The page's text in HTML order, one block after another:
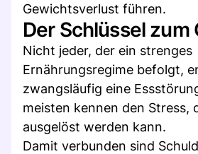
Gewichtsverlust führen.
Der Schlüssel zum
Nicht jeder, der ein strenges
Ernährungsregime befolgt,
zwangsläufig eine
meisten kennen den Stress,
ausgelöst werden kann.
Damit verbunden sind